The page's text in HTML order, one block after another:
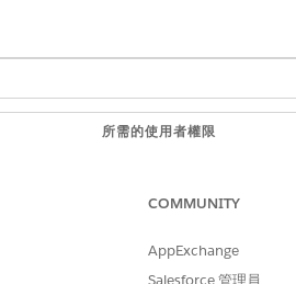
所需的使用者權限
物件的權限,以將
COMMUNITY
AppExchange
Salesforce 管理員